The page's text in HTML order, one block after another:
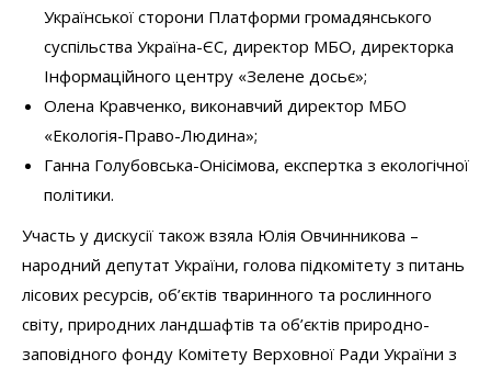
Української сторони Платформи громадянського
суспільства Україна-ЄС, директор МБО, директорка
Інформаційного центру «Зелене досьє»;
Олена Кравченко, виконавчий директор МБО
«Екологія-Право-Людина»;
Ганна Голубовська-Онісімова, експертка з екологічної
політики.
Участь у дискусії також взяла Юлія Овчинникова –
народний депутат України, голова підкомітету з питань
лісових ресурсів, об’єктів тваринного та рослинного
світу, природних ландшафтів та об’єктів природно-
заповідного фонду Комітету Верховної Ради України з